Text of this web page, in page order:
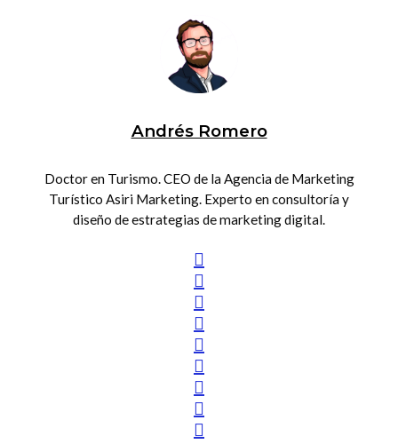
Andrés Romero
Doctor en Turismo. CEO de la Agencia de Marketing
Turístico Asiri Marketing. Experto en consultoría y
diseño de estrategias de marketing digital.